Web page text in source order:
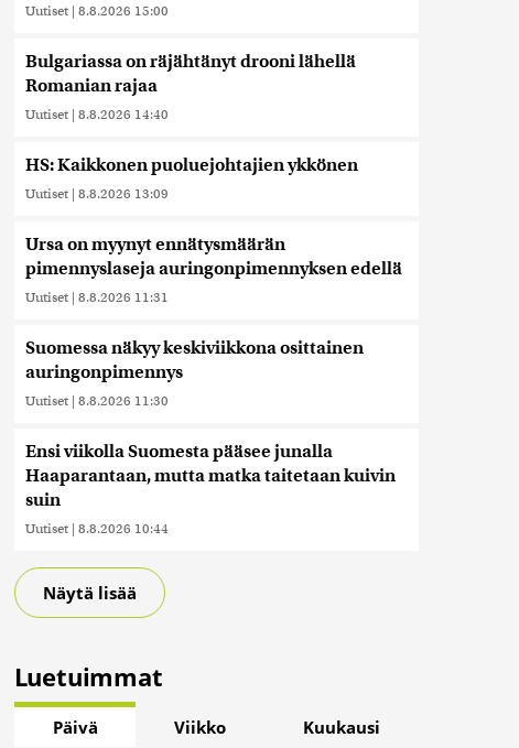
Uutiset | 8.8.2026 15:00
Bulgariassa on räjähtänyt drooni lähellä
Romanian rajaa
Uutiset | 8.8.2026 14:40
HS: Kaikkonen puoluejohtajien ykkönen
Uutiset | 8.8.2026 13:09
Ursa on myynyt ennätysmäärän
pimennyslaseja auringonpimennyksen edellä
Uutiset | 8.8.2026 11:31
Suomessa näkyy keskiviikkona osittainen
auringonpimennys
Uutiset | 8.8.2026 11:30
Ensi viikolla Suomesta pääsee junalla
Haaparantaan, mutta matka taitetaan kuivin
suin
Uutiset | 8.8.2026 10:44
Näytä lisää
Luetuimmat
Päivä Viikko Kuukausi